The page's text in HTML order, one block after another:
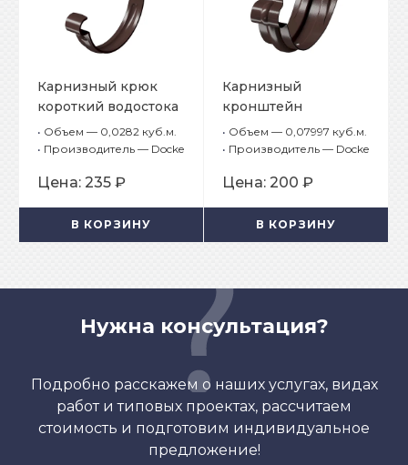
Карнизный крюк
короткий водостока
Docke Stal Premium
Шоколад RAL 8019
• Объем — 0,0282 куб.м.
• Производитель — Docke
Цена: 235 ₽
В КОРЗИНУ
Карнизный
кронштейн
водостока Docke Stal
Premium Шоколад
• Объем — 0,07997 куб.м.
• Производитель — Docke
Цена: 200 ₽
В КОРЗИНУ
Нужна консультация?
Подробно расскажем о наших услугах, видах
работ и типовых проектах, рассчитаем
стоимость и подготовим индивидуальное
предложение!